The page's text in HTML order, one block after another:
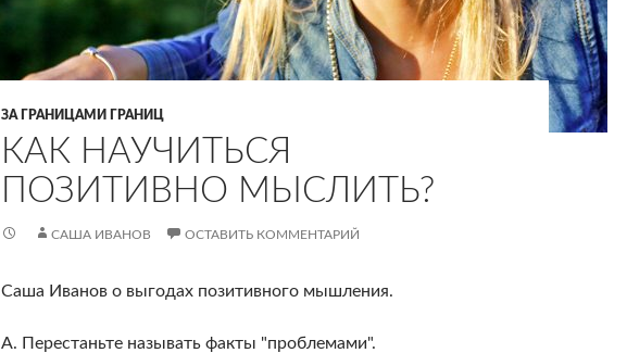
ЗА ГРАНИЦАМИ ГРАНИЦ
КАК НАУЧИТЬСЯ
ПОЗИТИВНО МЫСЛИТЬ?
САША ИВАНОВ ОСТАВИТЬ КОММЕНТАРИЙ
Саша Иванов о выгодах позитивного мышления.
А. Перестаньте называть факты "проблемами".